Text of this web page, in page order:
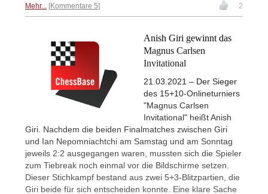
Mehr... Kommentare 5 2
Anish Giri gewinnt das
Magnus Carlsen
Invitational
21.03.2021 – Der Sieger
des 15+10-Onlineturniers
"Magnus Carlsen
Invitational" heißt Anish
Giri. Nachdem die beiden Finalmatches zwischen Giri
und Ian Nepomniachtchi am Samstag und am Sonntag
jeweils 2:2 ausgegangen waren, mussten sich die Spieler
zum Tiebreak noch einmal vor die Bildschirme setzen.
Dieser Stichkampf bestand aus zwei 5+3-Blitzpartien, die
Giri beide für sich entscheiden konnte. Eine klare Sache